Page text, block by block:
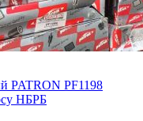
PATRON PF1198
НБРБ